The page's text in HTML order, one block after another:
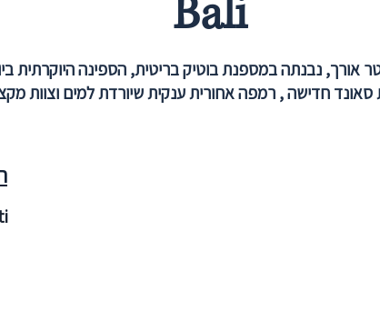
Bali
חדישה , רמפה אחורית ענקית שיורדת למים וצוות